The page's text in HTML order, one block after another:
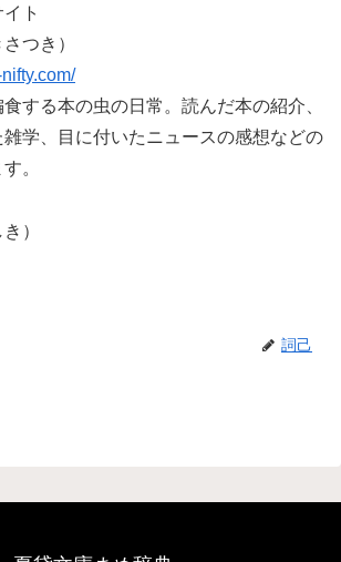
ト
つき）
する本の虫の日常。読んだ本の紹介、
学、目に付いたニュースの感想などの
。
）
詞己